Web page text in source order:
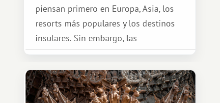
piensan primero en Europa, Asia, los
resorts más populares y los destinos
insulares. Sin embargo, las
oportunidades que ofrece el sistema
de intercambio son mucho más
amplias. Entre ellas se encuentra
África, un continente que ofrece una